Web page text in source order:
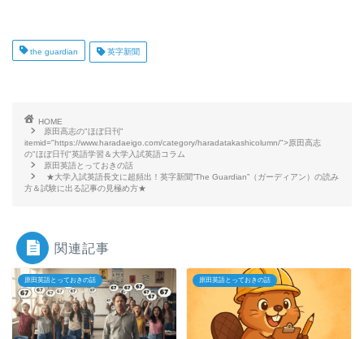
the guardian 英字新聞
HOME
原田高志の"ほぼ日刊"
itemid="https://www.haradaeigo.com/category/haradatakashicolumn/">原田高志
の"ほぼ日刊"英語学習＆大学入試英語コラム
原田英語とっておきの話
★大学入試英語長文に超頻出！英字新聞”The Guardian”（ガーディアン）の読み
方＆試験に出る記事の見極め方★
関連記事
原田英語とっておきの話 原田英語とっておきの話